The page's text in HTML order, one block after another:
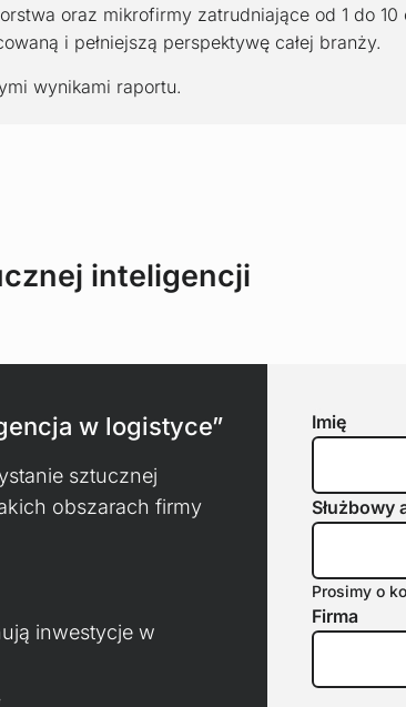
oraz mikrofirmy zatrudniające od 1 do
i pełniejszą perspektywę całej branży.
wynikami raportu.
inteligencji
w logistyce”
sztucznej
obszarach firmy
inwestycje w
Imię
Służbowy
Prosimy o
Firma